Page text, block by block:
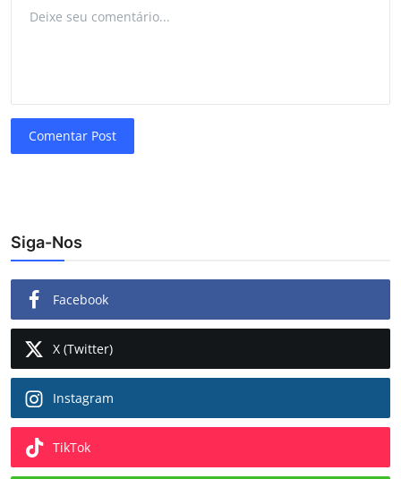
Comentar Post
Siga-Nos
Facebook
X (Twitter)
Instagram
TikTok